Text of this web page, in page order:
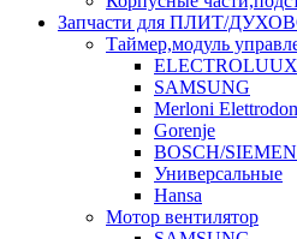
Запчасти для ПЛИТ/
Таймер,модуль
SAMSUNG
Merloni
Gorenje
BOSCH/
Универсальные
Hansa
Мотор вентилятор